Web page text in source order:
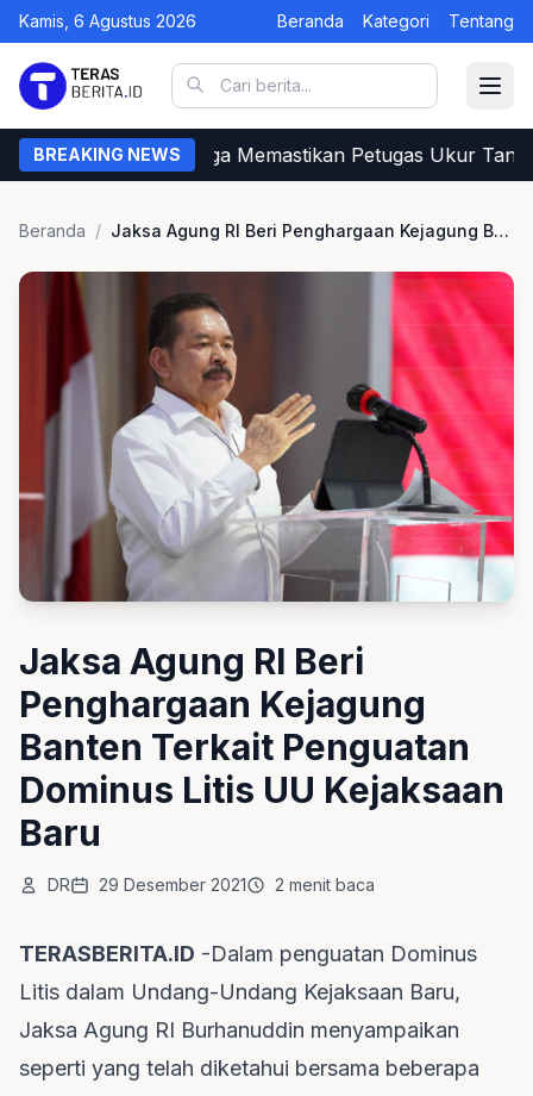
Kamis, 6 Agustus 2026 Beranda Kategori Tentang
BREAKING NEWS
Begini Cara Warga Memastikan Petugas Ukur Tanah
Beranda / Jaksa Agung RI Beri Penghargaan Kejagung Banten Terkait Penguatan Dominus Litis UU Kejaksaan Baru
Jaksa Agung RI Beri
Penghargaan Kejagung
Banten Terkait Penguatan
Dominus Litis UU Kejaksaan
Baru
DR 29 Desember 2021 2 menit baca
TERASBERITA.ID -Dalam penguatan Dominus
Litis dalam Undang-Undang Kejaksaan Baru,
Jaksa Agung RI Burhanuddin menyampaikan
seperti yang telah diketahui bersama beberapa